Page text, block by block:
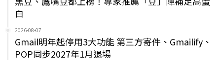
白
2026-08-07
Gmail明年起停用3大功能 第三方寄件、Gmailify、
POP同步2027年1月退場